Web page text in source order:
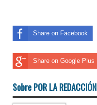
Share on Facebook
Share on Google Plus
Sobre POR LA REDACCIÓN